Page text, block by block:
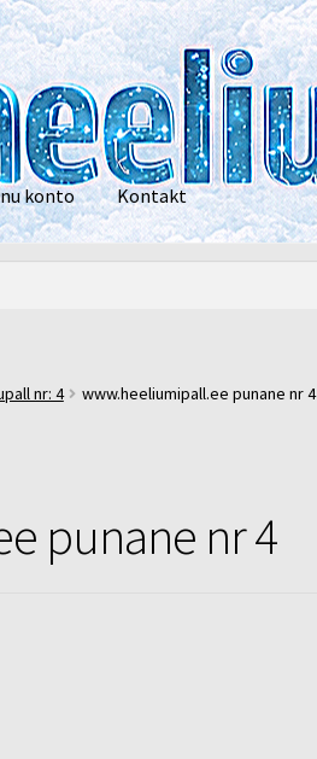
konto Kontakt
nr: 4 www.heeliumipall.ee punane nr 4
punane nr 4